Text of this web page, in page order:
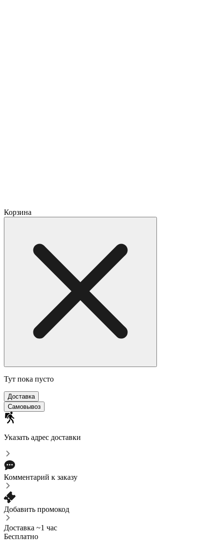
Корзина
Тут пока пусто
Доставка
Самовывоз
Указать адрес доставки
Комментарий к заказу
Добавить промокод
Доставка ~1 час
Бесплатно